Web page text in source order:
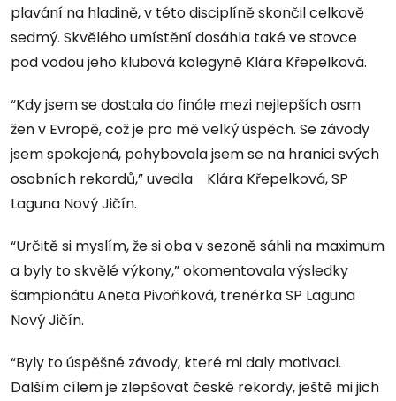
plavání na hladině, v této disciplíně skončil celkově
sedmý. Skvělého umístění dosáhla také ve stovce
pod vodou jeho klubová kolegyně Klára Křepelková.
“Kdy jsem se dostala do finále mezi nejlepších osm
žen v Evropě, což je pro mě velký úspěch. Se závody
jsem spokojená, pohybovala jsem se na hranici svých
osobních rekordů,” uvedla Klára Křepelková, SP
Laguna Nový Jičín.
“Určitě si myslím, že si oba v sezoně sáhli na maximum
a byly to skvělé výkony,” okomentovala výsledky
šampionátu Aneta Pivoňková, trenérka SP Laguna
Nový Jičín.
“Byly to úspěšné závody, které mi daly motivaci.
Dalším cílem je zlepšovat české rekordy, ještě mi jich